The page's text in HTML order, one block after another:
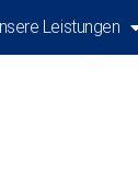
Leistungen